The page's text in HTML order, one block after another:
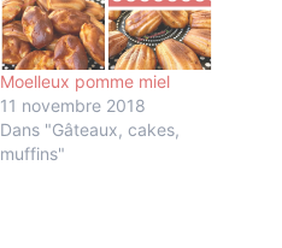
Moelleux pomme miel
11 novembre 2018
Dans "Gâteaux, cakes,
muffins"